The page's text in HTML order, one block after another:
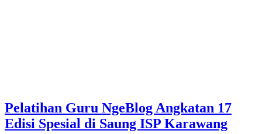
Pelatihan Guru NgeBlog Angkatan 17
Edisi Spesial di Saung ISP Karawang